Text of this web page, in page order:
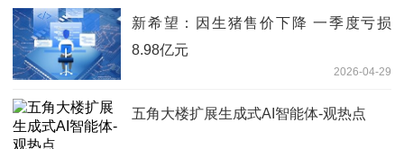
新希望：因生猪售价下降 一季度亏损
8.98亿元
2026-04-29
五角大楼扩展生成式AI智能体-观热点